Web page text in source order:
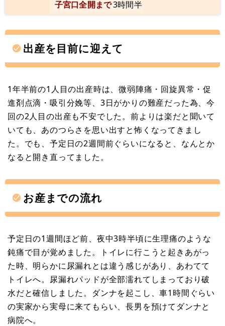
子宮口全開まで3時間半
出産を目前に迎えて
1年半前の1人目の出産時は、微弱陣痛・回旋異常・促
進剤点滴・吸引分娩等、3日がかりの難産だった為、今
回の2人目の出産も不安でした。前よりは楽だと聞いて
いても、あのつらさを思い出すと怖くなってきまし
た。でも、予定日の2週間前ぐらいになると、なんとか
なると開き直ってました。
お産までの流れ
予定日の1週間ほど前、夜中3時半頃に生理痛のような
鈍痛で目が覚めました。トイレに行こうと起きあがっ
た時、明らかに尿漏れとは違う感じがあり、あわてて
トイレへ。尿漏れパッドが全部濡れてしまっており破
水だと確信しました。ダンナを起こし、車1時間ぐらい
の実家から実母に来てもらい、長男を預けてダンナと
病院へ。